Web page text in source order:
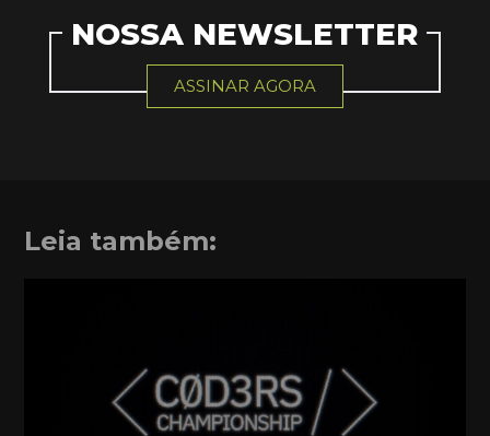
NOSSA NEWSLETTER
ASSINAR AGORA
Leia também: